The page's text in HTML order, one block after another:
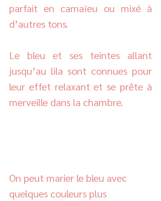
parfait en camaïeu ou mixé à
d’autres tons.
Le bleu et ses teintes allant
jusqu’au lila sont connues pour
leur effet relaxant et se prête à
merveille dans la chambre.
On peut marier le bleu avec
quelques couleurs plus